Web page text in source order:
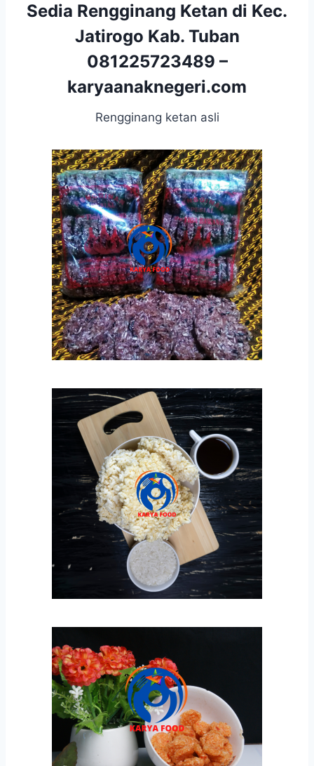
Sedia Rengginang Ketan di Kec.
Jatirogo Kab. Tuban
081225723489 –
karyaanaknegeri.com
Rengginang ketan asli